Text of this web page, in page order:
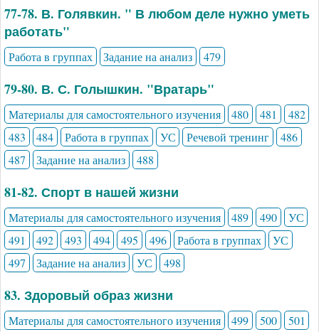
77-78. В. Голявкин. " В любом деле нужно уметь
работать"
Работа в группах Задание на анализ 479
79-80. В. С. Голышкин. "Вратарь"
Материалы для самостоятельного изучения 480 481
482
483
484 Работа в группах УС Речевой тренинг
486
487
Задание на анализ 488
81-82. Спорт в нашей жизни
Материалы для самостоятельного изучения 489 490
УС
491
492 493 494 495 496 Работа в группах
УС
497
Задание на анализ УС 498
83. Здоровый образ жизни
Материалы для самостоятельного изучения 499 500
501